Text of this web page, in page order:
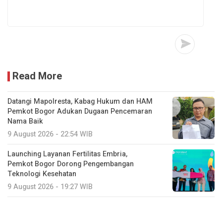
Read More
Datangi Mapolresta, Kabag Hukum dan HAM
Pemkot Bogor Adukan Dugaan Pencemaran
Nama Baik
9 August 2026 - 22:54 WIB
Launching Layanan Fertilitas Embria,
Pemkot Bogor Dorong Pengembangan
Teknologi Kesehatan
9 August 2026 - 19:27 WIB